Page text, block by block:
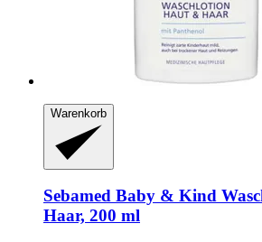
Warenkorb
Sebamed Baby & Kind
Haar, 200 ml